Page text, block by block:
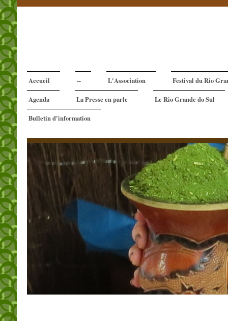
Accueil -- L'Association Festival du Rio
Agenda La Presse en parle Le Rio Grande do Sul
Bulletin d'information